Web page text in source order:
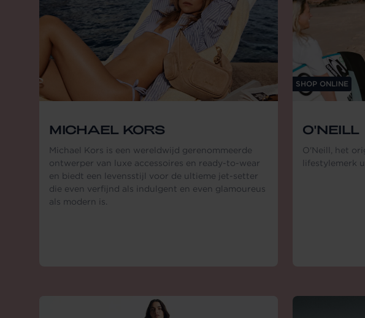
MICHAEL KORS
Michael Kors is een wereldwijd gerenommeerde
ontwerper van luxe accessoires en ready-to-wear
en biedt een levensstijl voor de ultieme jet-setter
die even verfijnd als indulgent en even glamoureus
als modern is.
SHOP ONLINE
O'NEILL
O'Neill, het
lifestylemerk